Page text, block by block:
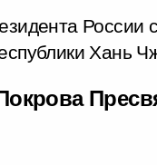
России
Хань